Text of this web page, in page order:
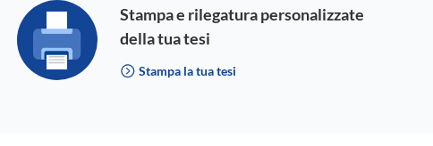
Stampa e rilegatura personalizzate
della tua tesi
Stampa la tua tesi